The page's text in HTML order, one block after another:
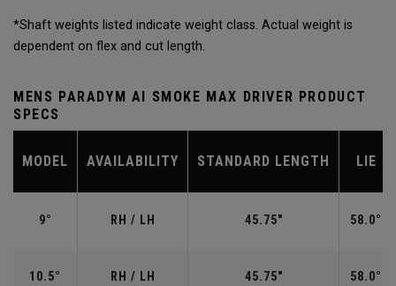
*Shaft weights listed indicate weight class. Actual weight is
dependent on flex and cut length.
MENS PARADYM AI SMOKE MAX DRIVER PRODUCT
SPECS
MODEL AVAILABILITY STANDARD LENGTH LIE
9° RH / LH 45.75" 58.0°
10.5° RH / LH 45.75" 58.0°